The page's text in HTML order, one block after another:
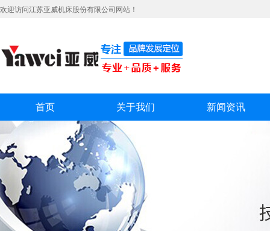
欢迎访问江苏亚威机床股份有限公司网站！
首页 关于我们 新闻资讯